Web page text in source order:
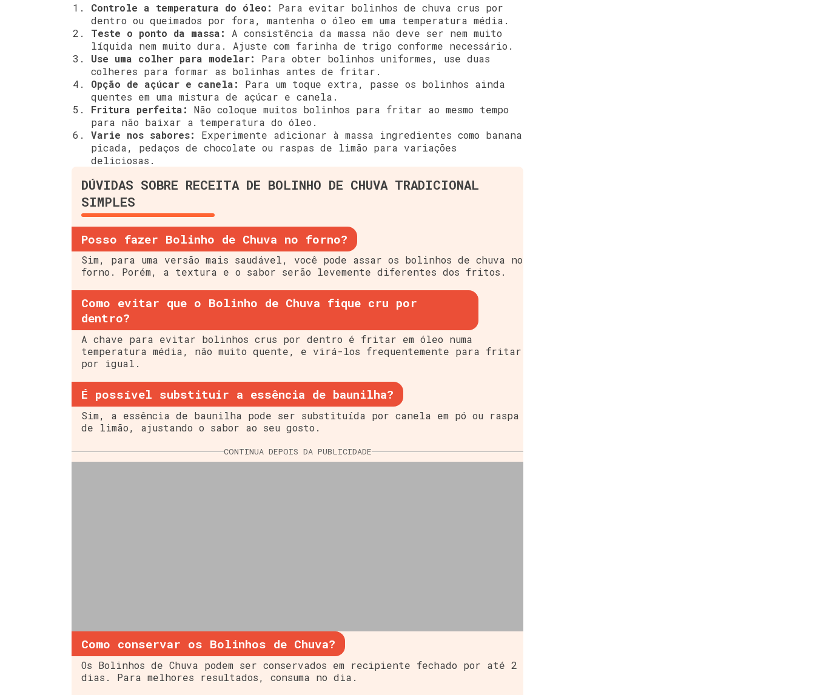
Controle a temperatura do óleo:
Para evitar bolinhos de chuva crus por
dentro ou queimados por fora, mantenha o óleo em uma temperatura média.
Teste o ponto da massa:
A consistência da massa não deve ser nem muito
líquida nem muito dura. Ajuste com farinha de trigo conforme necessário.
Use uma colher para modelar:
Para obter bolinhos uniformes, use duas
colheres para formar as bolinhas antes de fritar.
Opção de açúcar e canela:
Para um toque extra, passe os bolinhos ainda
quentes em uma mistura de açúcar e canela.
Fritura perfeita:
Não coloque muitos bolinhos para fritar ao mesmo tempo
para não baixar a temperatura do óleo.
Varie nos sabores:
Experimente adicionar à massa ingredientes como banana
picada, pedaços de chocolate ou raspas de limão para variações
deliciosas.
DÚVIDAS SOBRE RECEITA DE BOLINHO DE CHUVA TRADICIONAL
SIMPLES
Posso fazer Bolinho de Chuva no forno?
Sim, para uma versão mais saudável, você pode assar os bolinhos de chuva no
forno. Porém, a textura e o sabor serão levemente diferentes dos fritos.
Como evitar que o Bolinho de Chuva fique cru por
dentro?
A chave para evitar bolinhos crus por dentro é fritar em óleo numa
temperatura média, não muito quente, e virá-los frequentemente para fritar
por igual.
É possível substituir a essência de baunilha?
Sim, a essência de baunilha pode ser substituída por canela em pó ou raspa
de limão, ajustando o sabor ao seu gosto.
CONTINUA DEPOIS DA PUBLICIDADE
Como conservar os Bolinhos de Chuva?
Os Bolinhos de Chuva podem ser conservados em recipiente fechado por até 2
dias. Para melhores resultados, consuma no dia.